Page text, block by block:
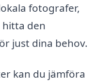
fotografer,
den
just dina behov.
kan du jämföra